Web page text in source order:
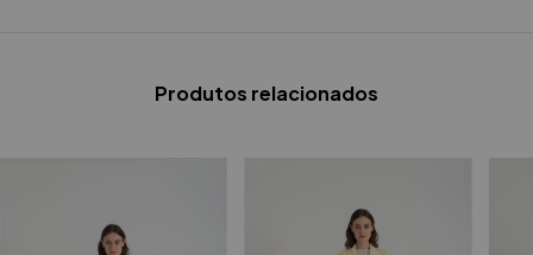
Produtos relacionados